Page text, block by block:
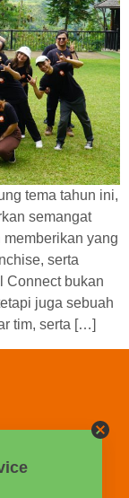
tema tahun ini,
semangat
yang
serta
Connect bukan
juga sebuah
tim, serta […]